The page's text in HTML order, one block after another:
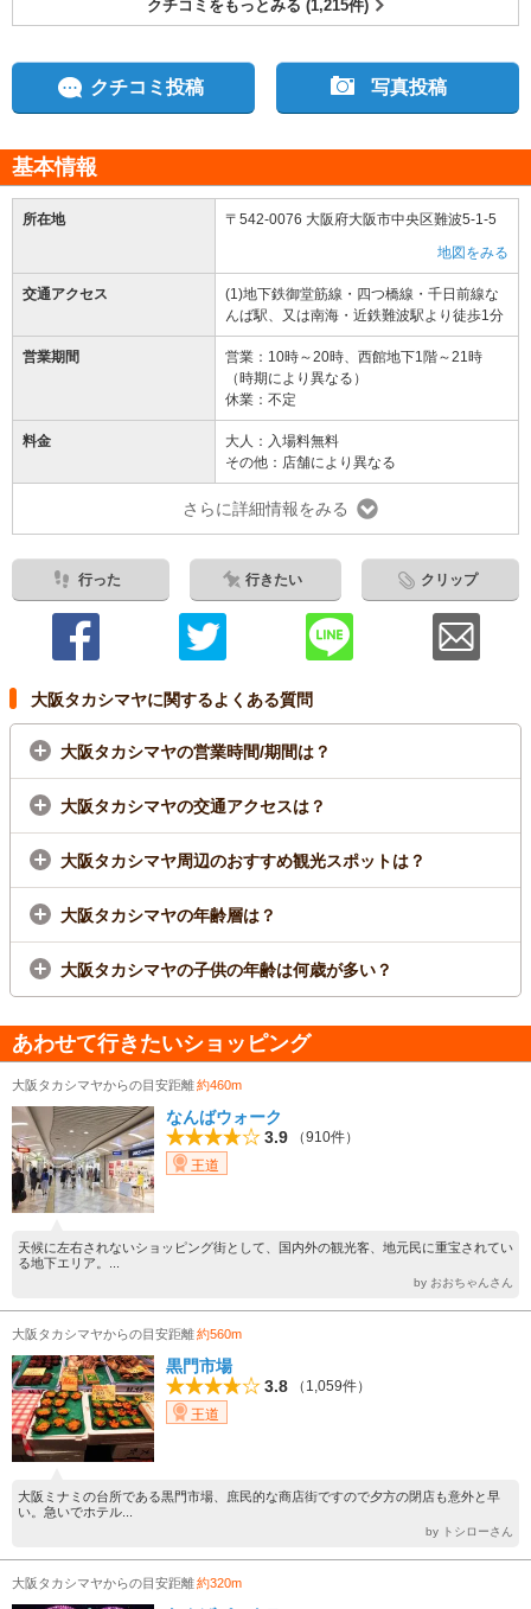
クチコミをもっとみる (1,215件)
クチコミ投稿 写真投稿
基本情報
所在地
〒542-0076 大阪府大阪市中央区難波5-1-5
地図をみる
交通アクセス
(1)地下鉄御堂筋線・四つ橋線・千日前線な
んば駅、又は南海・近鉄難波駅より徒歩1分
営業期間
営業：10時～20時、西館地下1階～21時
（時期により異なる）
休業：不定
料金
大人：入場料無料
その他：店舗により異なる
さらに詳細情報をみる
行った 行きたい クリップ
大阪タカシマヤに関するよくある質問
大阪タカシマヤの営業時間/期間は？
大阪タカシマヤの交通アクセスは？
大阪タカシマヤ周辺のおすすめ観光スポットは？
大阪タカシマヤの年齢層は？
大阪タカシマヤの子供の年齢は何歳が多い？
あわせて行きたいショッピング
大阪タカシマヤからの目安距離約460m
なんばウォーク
3.9
（910件）
王道
天候に左右されないショッピング街として、国内外の観光客、地元民に重宝されてい
る地下エリア。...
by おおちゃんさん
大阪タカシマヤからの目安距離約560m
黒門市場
3.8
（1,059件）
王道
大阪ミナミの台所である黒門市場、庶民的な商店街ですので夕方の閉店も意外と早
い。急いでホテル...
by トシローさん
大阪タカシマヤからの目安距離約320m